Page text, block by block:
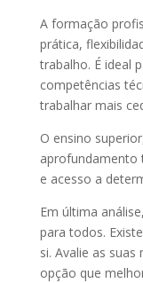
A formação
prática,
trabalho. É ideal
competências
trabalhar mais
O ensino
aprofundamento
e acesso a
Em última
para todos.
si. Avalie as
opção que